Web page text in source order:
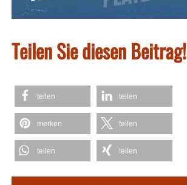
Teilen Sie diesen Beitrag!
teilen teilen
merken teilen
teilen teilen